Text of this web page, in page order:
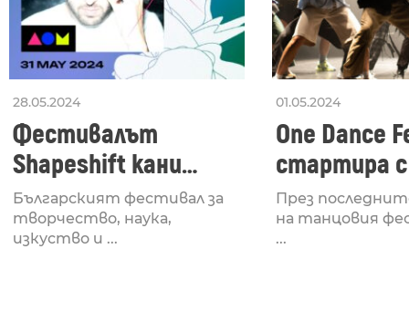
28.05.2024
Фестивалът
Shapeshift кани
Fabrizio Mammarella
за откриването си
Българският фестивал за
творчество, наука,
изкуство и ...
01.05.2024
One Dance
стартира
Lucid,
рейв
През
на танцовия
...